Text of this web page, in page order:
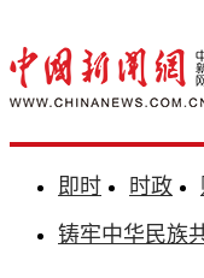
即时 时政
铸牢中华民族